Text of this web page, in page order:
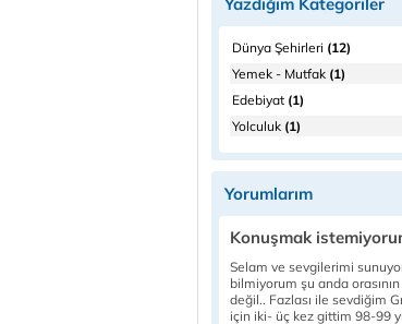
Dünya Şehirleri (12)
Yemek - Mutfak (1)
Edebiyat (1)
Yolculuk (1)
Yorumlarım
Konuşmak
Selam ve sevgilerimi
bilmiyorum şu anda
değil.. Fazlası ile sevdiğim
için iki- üç kez gittim 98-99